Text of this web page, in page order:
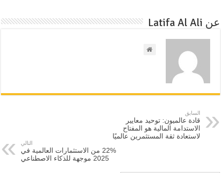
عن Latifa Al Ali
السابق
قادة عالميون: توحيد معايير
الاستدامة المالية هو المفتاح
لاستعادة ثقة المستثمرين عالميًا
التالي
22% من الاستثمارات العالمية في
2025 موجهة للذكاء الاصطناعي